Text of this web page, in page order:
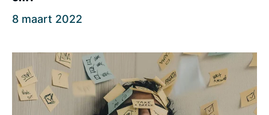
8 maart 2022